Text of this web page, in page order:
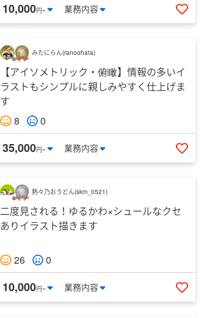
10,000円~ 業務内容 いいね
みたにらん(ranoohata)
【アイソメトリック・俯瞰】情報の多いイ
ラストもシンプルに親しみやすく仕上げま
す
8
0
35,000円~ 業務内容 いいね
熱々乃おうどん(skm_0521)
二度見される！ゆるかわ×シュールなクセ
ありイラスト描きます
26 0
10,000円~ 業務内容 いいね